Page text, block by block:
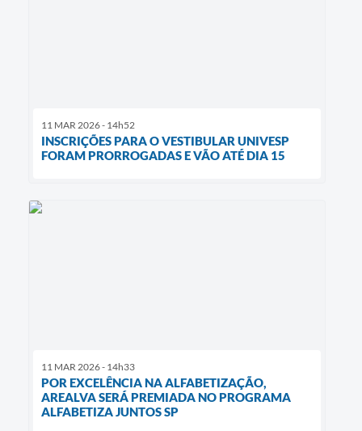
11 MAR 2026 - 14h52
INSCRIÇÕES PARA O VESTIBULAR UNIVESP
FORAM PRORROGADAS E VÃO ATÉ DIA 15
11 MAR 2026 - 14h33
POR EXCELÊNCIA NA ALFABETIZAÇÃO,
AREALVA SERÁ PREMIADA NO PROGRAMA
ALFABETIZA JUNTOS SP